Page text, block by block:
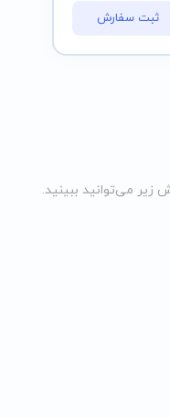
ثبت سفارش
زیر می‌توانید ببینید.